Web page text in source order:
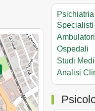
Specialisti
Ospedali
Studi
Analisi